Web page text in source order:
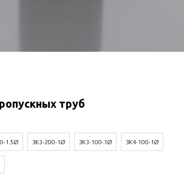
труб
1.5Ø ЗК3-200-1Ø ЗК3-100-1Ø ЗК4-100-1Ø